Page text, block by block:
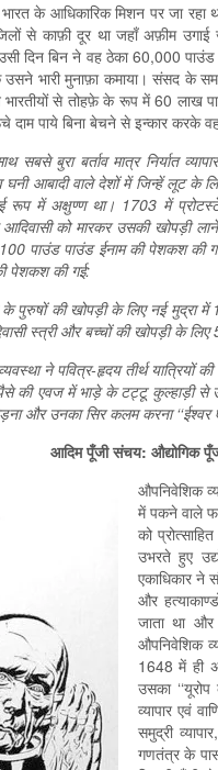
के आधिकारिक मिशन पर जा रहा
से काफ़ी दूर था जहाँ अफ़ीम
दिन बिन ने वह ठेका 60,000
उसने भारी मुनाफ़ा कमाया। संसद
भारतीयों से तोहफ़े के रूप में 60 लाख
दाम पाये बिना बेचने से इन्‍कार करके
सबसे बुरा बर्ताव मात्र निर्यात
आबादी वाले देशों में जिन्हें लूट के
में अक्षुण्ण था। 1703 में
को मारकर उसकी खोपड़ी
पाउंड पाउंड ईनाम की पेशकश की
पेशकश की गई:
पुरुषों की खोपड़ी के लिए नई मुद्रा
स्त्री और बच्चों की खोपड़ी के लिए
ने पवित्र-हृदय तीर्थ यात्रियों
एवज में भाड़े के टट्टू कुल्‍हाड़ी से
और उनका सिर कलम करना ‘‘ईश्वर
आदिम पूँजी संचय: औद्योगिक
औपनिवेशिक
में पकने वाले
को
उभरते हुए
एकाधिकार ने
और
जाता था
औपनिवेशिक
1648 में ही
उसका
व्यापार एवं
समुद्री
गणतंत्र के